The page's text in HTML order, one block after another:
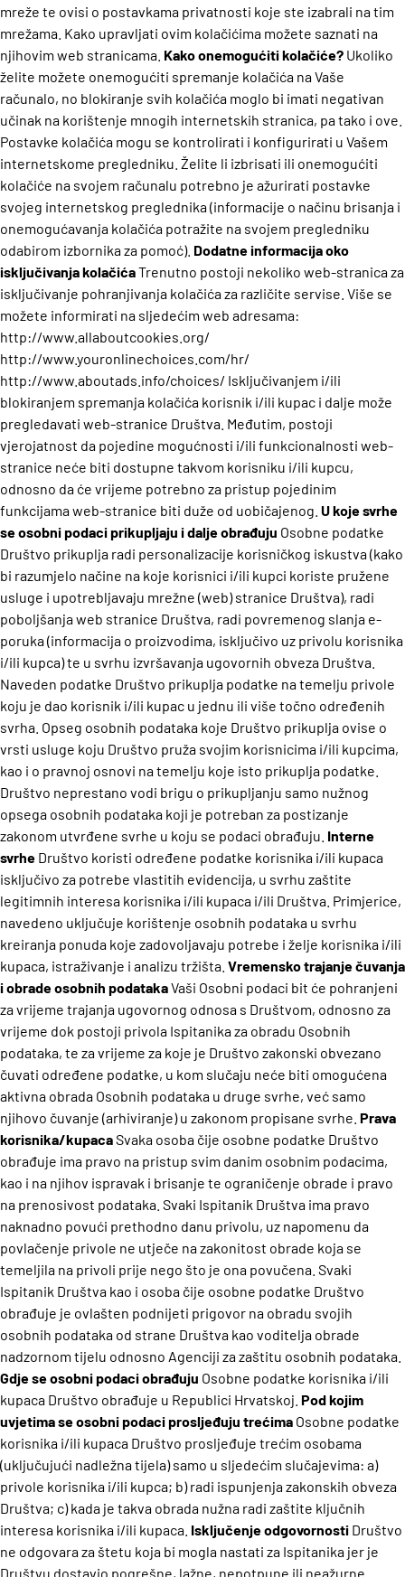
mreže te ovisi o postavkama privatnosti koje ste izabrali na tim
mrežama. Kako upravljati ovim kolačićima možete saznati na
njihovim web stranicama. Kako onemogućiti kolačiće? Ukoliko
želite možete onemogućiti spremanje kolačića na Vaše
računalo, no blokiranje svih kolačića moglo bi imati negativan
učinak na korištenje mnogih internetskih stranica, pa tako i ove.
Postavke kolačića mogu se kontrolirati i konfigurirati u Vašem
internetskome pregledniku. Želite li izbrisati ili onemogućiti
kolačiće na svojem računalu potrebno je ažurirati postavke
svojeg internetskog preglednika (informacije o načinu brisanja i
onemogućavanja kolačića potražite na svojem pregledniku
odabirom izbornika za pomoć). Dodatne informacija oko
isključivanja kolačićaTrenutno postoji nekoliko web-stranica za
isključivanje pohranjivanja kolačića za različite servise. Više se
možete informirati na sljedećim web adresama:
http://www.allaboutcookies.org/
http://www.youronlinechoices.com/hr/
http://www.aboutads.info/choices/ Isključivanjem i/ili
blokiranjem spremanja kolačića korisnik i/ili kupac i dalje može
pregledavati web-stranice Društva. Međutim, postoji
vjerojatnost da pojedine mogućnosti i/ili funkcionalnosti web-
stranice neće biti dostupne takvom korisniku i/ili kupcu,
odnosno da će vrijeme potrebno za pristup pojedinim
funkcijama web-stranice biti duže od uobičajenog. U koje svrhe
se osobni podaci prikupljaju i dalje obrađuju Osobne podatke
Društvo prikuplja radi personalizacije korisničkog iskustva (kako
bi razumjelo načine na koje korisnici i/ili kupci koriste pružene
usluge i upotrebljavaju mrežne (web) stranice Društva), radi
poboljšanja web stranice Društva, radi povremenog slanja e-
poruka (informacija o proizvodima, isključivo uz privolu korisnika
i/ili kupca) te u svrhu izvršavanja ugovornih obveza Društva.
Naveden podatke Društvo prikuplja podatke na temelju privole
koju je dao korisnik i/ili kupac u jednu ili više točno određenih
svrha. Opseg osobnih podataka koje Društvo prikuplja ovise o
vrsti usluge koju Društvo pruža svojim korisnicima i/ili kupcima,
kao i o pravnoj osnovi na temelju koje isto prikuplja podatke.
Društvo neprestano vodi brigu o prikupljanju samo nužnog
opsega osobnih podataka koji je potreban za postizanje
zakonom utvrđene svrhe u koju se podaci obrađuju. Interne
svrhe Društvo koristi određene podatke korisnika i/ili kupaca
isključivo za potrebe vlastitih evidencija, u svrhu zaštite
legitimnih interesa korisnika i/ili kupaca i/ili Društva. Primjerice,
navedeno uključuje korištenje osobnih podataka u svrhu
kreiranja ponuda koje zadovoljavaju potrebe i želje korisnika i/ili
kupaca, istraživanje i analizu tržišta. Vremensko trajanje čuvanja
i obrade osobnih podatakaVaši Osobni podaci bit će pohranjeni
za vrijeme trajanja ugovornog odnosa s Društvom, odnosno za
vrijeme dok postoji privola Ispitanika za obradu Osobnih
podataka, te za vrijeme za koje je Društvo zakonski obvezano
čuvati određene podatke, u kom slučaju neće biti omogućena
aktivna obrada Osobnih podataka u druge svrhe, već samo
njihovo čuvanje (arhiviranje) u zakonom propisane svrhe. Prava
korisnika/kupacaSvaka osoba čije osobne podatke Društvo
obrađuje ima pravo na pristup svim danim osobnim podacima,
kao i na njihov ispravak i brisanje te ograničenje obrade i pravo
na prenosivost podataka. Svaki Ispitanik Društva ima pravo
naknadno povući prethodno danu privolu, uz napomenu da
povlačenje privole ne utječe na zakonitost obrade koja se
temeljila na privoli prije nego što je ona povučena. Svaki
Ispitanik Društva kao i osoba čije osobne podatke Društvo
obrađuje je ovlašten podnijeti prigovor na obradu svojih
osobnih podataka od strane Društva kao voditelja obrade
nadzornom tijelu odnosno Agenciji za zaštitu osobnih podataka.
Gdje se osobni podaci obrađuju Osobne podatke korisnika i/ili
kupaca Društvo obrađuje u Republici Hrvatskoj. Pod kojim
uvjetima se osobni podaci prosljeđuju trećima Osobne podatke
korisnika i/ili kupaca Društvo prosljeđuje trećim osobama
(uključujući nadležna tijela) samo u sljedećim slučajevima: a)
privole korisnika i/ili kupca; b) radi ispunjenja zakonskih obveza
Društva; c) kada je takva obrada nužna radi zaštite ključnih
interesa korisnika i/ili kupaca. Isključenje odgovornosti Društvo
ne odgovara za štetu koja bi mogla nastati za Ispitanika jer je
Društvu dostavio pogrešne, lažne, nepotpune ili neažurne